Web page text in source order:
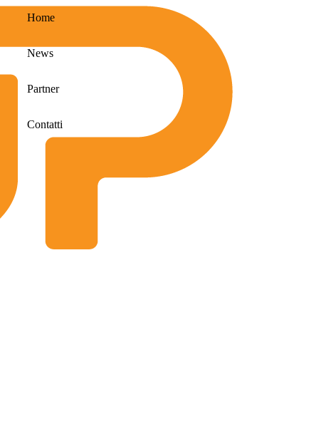
Home
News
Partner
Contatti